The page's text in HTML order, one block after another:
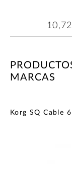
MARCAS
Korg SQ Cable